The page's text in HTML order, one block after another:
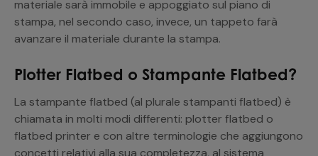
materiale sarà immobile e appoggiato sul piano di
stampa, nel secondo caso, invece, un tappeto farà
avanzare il materiale durante la stampa.
Plotter Flatbed o Stampante Flatbed?
La stampante flatbed (al plurale stampanti flatbed) è
chiamata in molti modi differenti: plotter flatbed o
flatbed printer e con altre terminologie che aggiungono
concetti relativi alla sua completezza, al sistema